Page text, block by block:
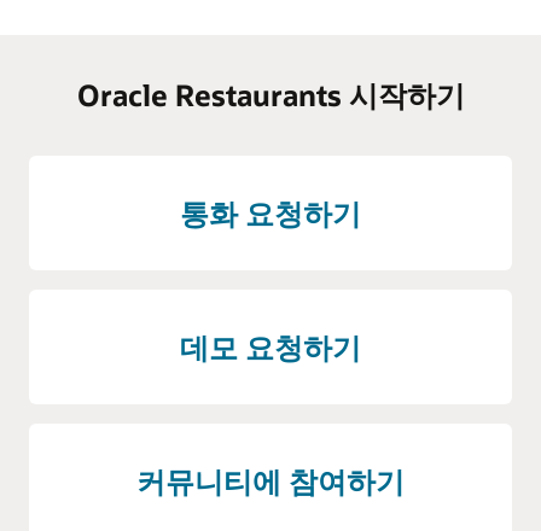
Oracle Restaurants 시작하기
통화 요청하기
데모 요청하기
커뮤니티에 참여하기